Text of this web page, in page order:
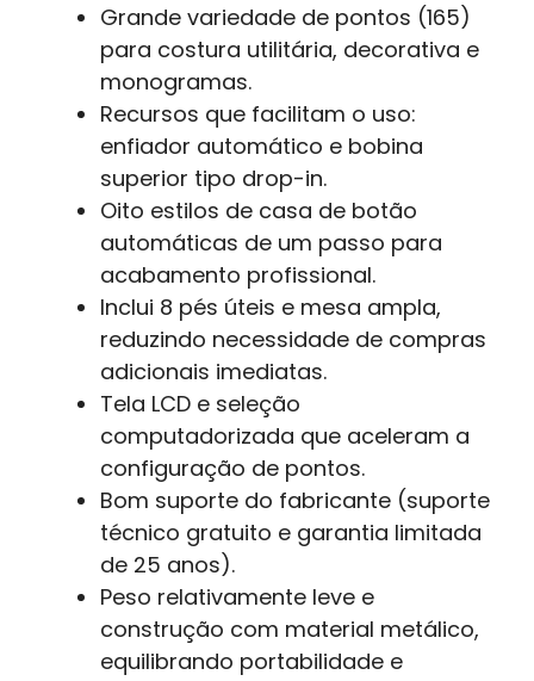
Grande variedade de pontos (165)
para costura utilitária, decorativa e
monogramas.
Recursos que facilitam o uso:
enfiador automático e bobina
superior tipo drop-in.
Oito estilos de casa de botão
automáticas de um passo para
acabamento profissional.
Inclui 8 pés úteis e mesa ampla,
reduzindo necessidade de compras
adicionais imediatas.
Tela LCD e seleção
computadorizada que aceleram a
configuração de pontos.
Bom suporte do fabricante (suporte
técnico gratuito e garantia limitada
de 25 anos).
Peso relativamente leve e
construção com material metálico,
equilibrando portabilidade e